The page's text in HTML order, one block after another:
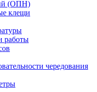
(ОПН)
клещи
работы
чередования